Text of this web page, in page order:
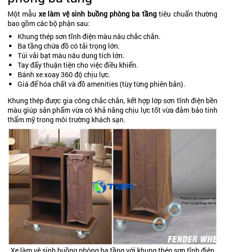
Một mẫu xe làm vệ sinh buồng phòng ba tầngtiêu chuẩn thường
bao gồm các bộ phận sau:
Khung thép sơn tĩnh điện màu nâu chắc chắn.
Ba tầng chứa đồ có tải trọng lớn.
Túi vải bạt màu nâu dung tích lớn.
Tay đẩy thuận tiện cho việc điều khiển.
Bánh xe xoay 360 độ chịu lực.
Giá để hóa chất và đồ amenities (tùy từng phiên bản).
Khung thép được gia công chắc chắn, kết hợp lớp sơn tĩnh điện bền
màu giúp sản phẩm vừa có khả năng chịu lực tốt vừa đảm bảo tính
thẩm mỹ trong môi trường khách sạn.